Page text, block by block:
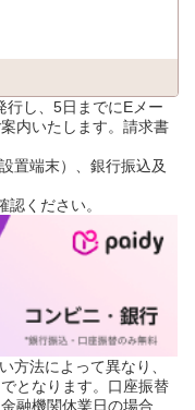
行し、5日までにEメー
内いたします。請求書
置端末）、銀行振込及
認ください。
方法によって異なり、
となります。口座振替
融機関休業日の場合